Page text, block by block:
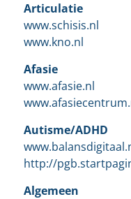
Articulatie
www.schisis.nl
www.kno.nl
Afasie
www.afasie.nl
Autisme/ADHD
http://
Algemeen